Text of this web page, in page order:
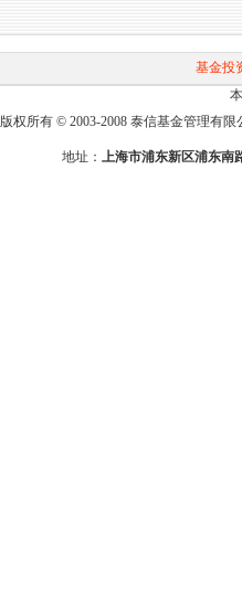
基金投
版权所有 © 2003-2008 泰信基金管理有限
地址： 上海市浦东新区浦东南